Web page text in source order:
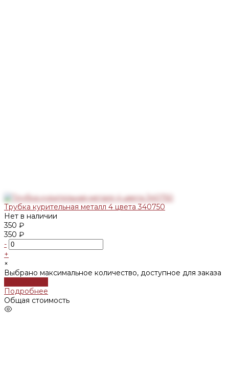
Трубка курительная металл 4 цвета 340750
Нет в наличии
350 ₽
350 ₽
-
+
×
Выбрано максимальное количество, доступное для заказа
Подробнее
Общая стоимость